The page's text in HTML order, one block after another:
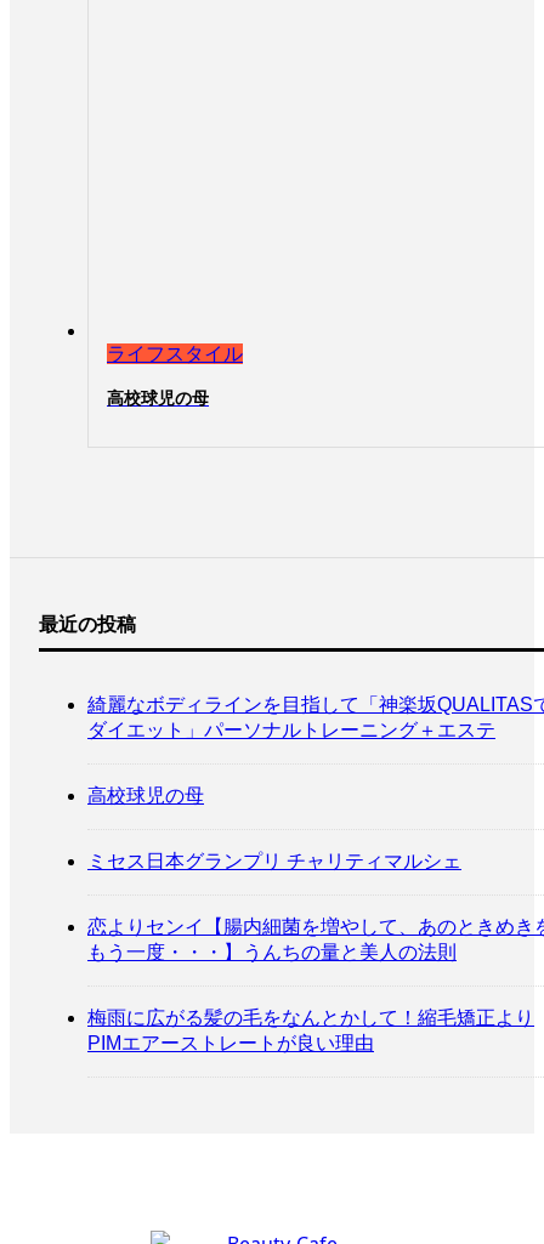
ライフスタイル
高校球児の母
最近の投稿
綺麗なボディラインを目指して「神楽坂QUALITAS
ダイエット」パーソナルトレーニング＋エステ
高校球児の母
ミセス日本グランプリ チャリティマルシェ
恋よりセンイ【腸内細菌を増やして、あのときめき
もう一度・・・】うんちの量と美人の法則
梅雨に広がる髪の毛をなんとかして！縮毛矯正より
PIMエアーストレートが良い理由